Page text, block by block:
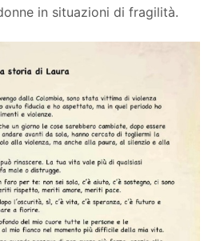
in situazioni di fragilità.